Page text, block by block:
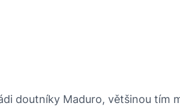
doutníky Maduro, většinou tím